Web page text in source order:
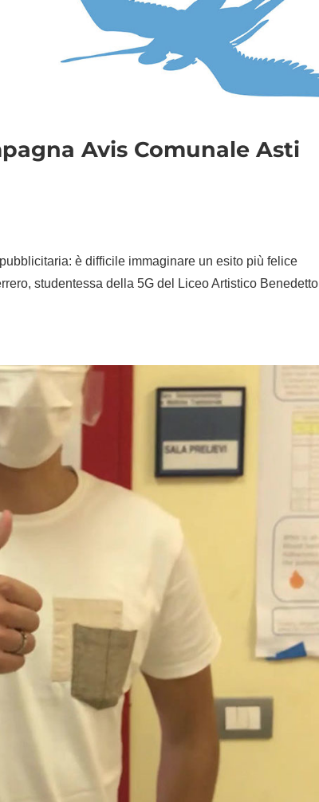
Avis Comunale Asti
è difficile immaginare un esito più felice
studentessa della 5G del Liceo Artistico Benedetto